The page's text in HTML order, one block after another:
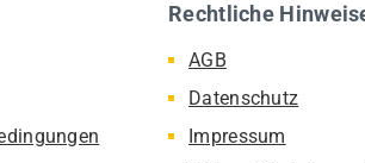
Rechtliche
AGB
Datenschutz
Impressum